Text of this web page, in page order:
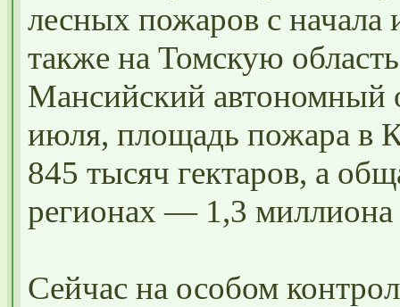
лесных пожаров с начала
также на Томскую
Мансийский автономный
июля, площадь пожара в
845 тысяч гектаров, а
регионах — 1,3 миллиона
Сейчас на особом